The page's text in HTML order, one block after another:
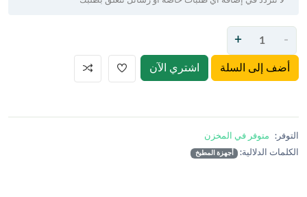
-
+
أضف إلى السلة اشتري الآن
التوفر: متوفر في المخزن
الكلمات الدلالية:
أجهزة المطبخ